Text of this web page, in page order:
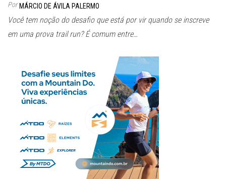
Por MÁRCIO DE ÁVILA PALERMO
Você tem noção do desafio que está por vir quando se inscreve
em uma prova trail run? É comum entre…